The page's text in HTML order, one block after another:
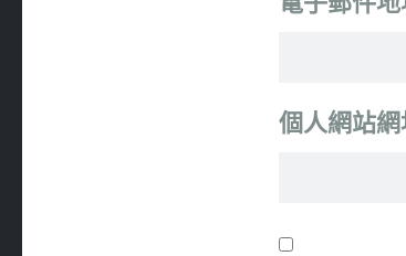
個人網站